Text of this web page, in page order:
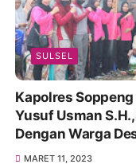
SULSEL
Kapolres Soppeng
Yusuf Usman
Dengan Warga
MARET 11, 2023